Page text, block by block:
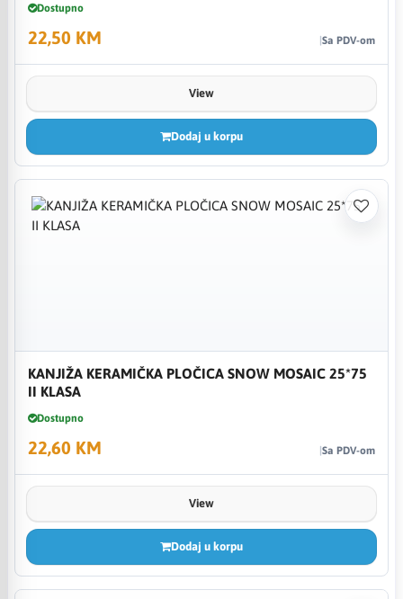
Dostupno
22,50 KM Sa PDV-om
View
Dodaj u korpu
KANJIŽA KERAMIČKA PLOČICA SNOW MOSAIC 25*75
II KLASA
Dostupno
22,60 KM Sa PDV-om
View
Dodaj u korpu